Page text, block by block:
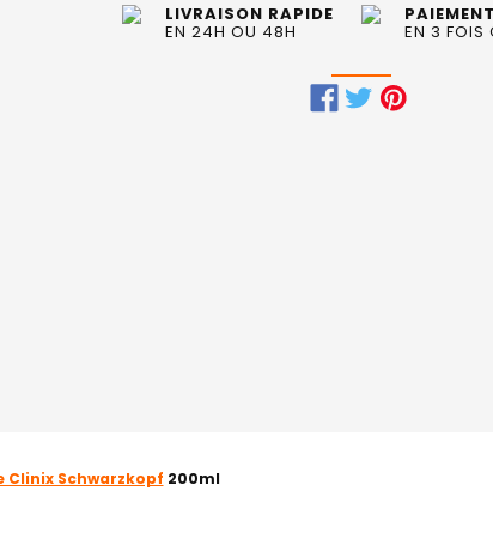
LIVRAISON RAPIDE
EN 24H OU 48H EN 3 FOIS
Clinix Schwarzkopf 200ml